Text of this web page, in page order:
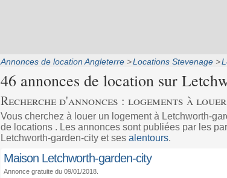
Annonces de location Angleterre Locations Stevenage
46 annonces de location sur
Recherche d'annonces : logements à
Vous cherchez à louer un logement à Letchworth-
de locations . Les annonces sont publiées par les
Letchworth-garden-city et ses alentours.
Maison Letchworth-garden-city
Annonce gratuite du 09/01/2018.